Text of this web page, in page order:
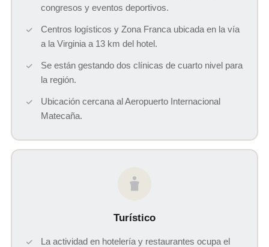
congresos y eventos deportivos.
Centros logísticos y Zona Franca ubicada en la vía
a la Virginia a 13 km del hotel.
Se están gestando dos clínicas de cuarto nivel para
la región.
Ubicación cercana al Aeropuerto Internacional
Matecaña.
Turístico
La actividad en hotelería y restaurantes ocupa el